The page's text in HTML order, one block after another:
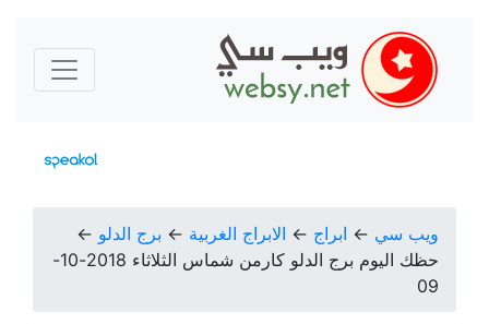
ويب سي ← ابراج ← الابراج الغربية ← برج الدلو ←
حظك اليوم برج الدلو كارمن شماس الثلاثاء 2018-10-
09